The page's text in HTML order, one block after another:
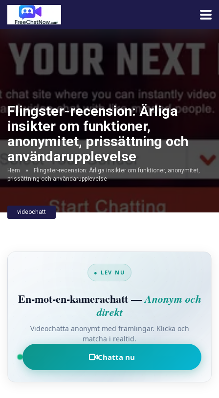
Flingster-recension: Ärliga
insikter om funktioner,
anonymitet, prissättning och
användarupplevelse
Hem »
Flingster-recension: Ärliga insikter om funktioner, anonymitet,
prissättning och användarupplevelse
videochatt
● LEV NU
En-mot-en-kamerachatt —Anonym och
direkt
Videochatta anonymt med främlingar. Klicka och
matcha i realtid.
Chatta nu